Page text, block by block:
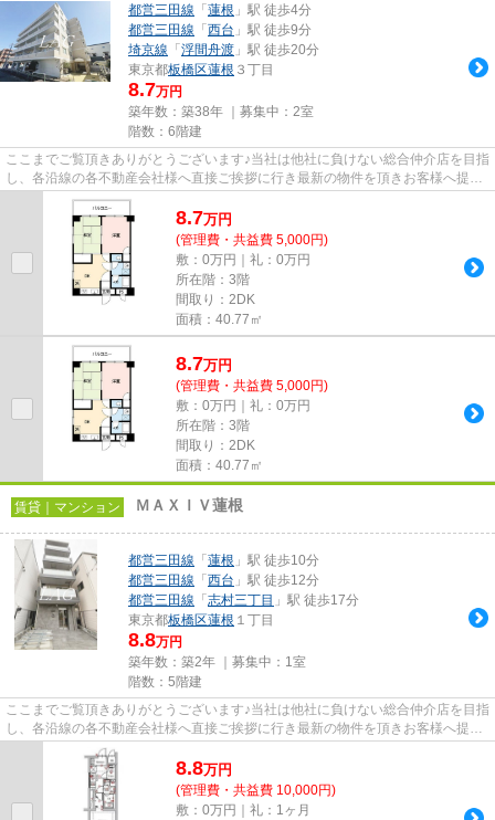
都営三田線 「 蓮根 」駅 徒歩4分
都営三田線 「 西台 」駅 徒歩9分
埼京線 「 浮間舟渡 」駅 徒歩20分
東京都板橋区蓮根 ３丁目
8.7万円
築年数：築38年 ｜募集中： 2室
階数：6階建
ここまでご覧頂きありがとうございます♪当社は他社に負けない総合仲介店を目指
し、各沿線の各不動産会社様へ直接ご挨拶に行き最新の物件を頂きお客様へ提供
しております！最新の情報は...
8.7万円
(管理費・共益費 5,000円)
敷：0万円｜礼：0万円
所在階：3階
間取り：2DK
面積：40.77㎡
8.7万円
(管理費・共益費 5,000円)
敷：0万円｜礼：0万円
所在階：3階
間取り：2DK
面積：40.77㎡
賃貸｜マンション ＭＡＸＩＶ蓮根
都営三田線 「 蓮根 」駅 徒歩10分
都営三田線 「 西台 」駅 徒歩12分
都営三田線 「 志村三丁目 」駅 徒歩17分
東京都板橋区蓮根 １丁目
8.8万円
築年数：築2年 ｜募集中： 1室
階数：5階建
ここまでご覧頂きありがとうございます♪当社は他社に負けない総合仲介店を目指
し、各沿線の各不動産会社様へ直接ご挨拶に行き最新の物件を頂きお客様へ提供
しております！最新の情報は...
8.8万円
(管理費・共益費 10,000円)
敷：0万円｜礼：1ヶ月